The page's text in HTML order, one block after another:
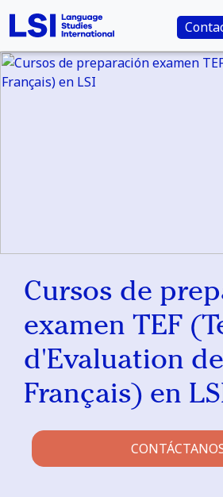
Cursos de
examen TEF
d'Evaluation de
Français) en